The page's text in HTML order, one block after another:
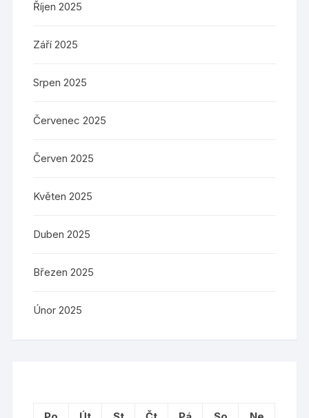
Říjen 2025
Září 2025
Srpen 2025
Červenec 2025
Červen 2025
Květen 2025
Duben 2025
Březen 2025
Únor 2025